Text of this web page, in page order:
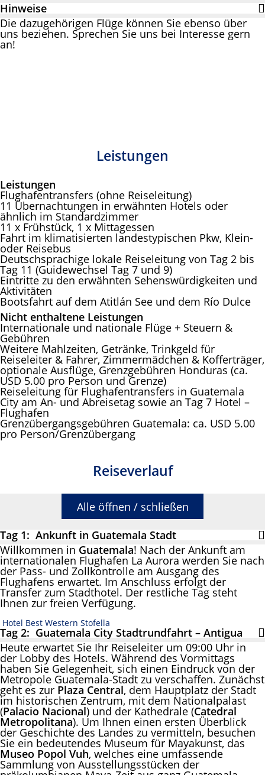
Hinweise
Die dazugehörigen Flüge können Sie ebenso über
uns beziehen. Sprechen Sie uns bei Interesse gern
an!
Leistungen
Leistungen
Flughafentransfers (ohne Reiseleitung)
11 Übernachtungen in erwähnten Hotels oder
ähnlich im Standardzimmer
11 x Frühstück, 1 x Mittagessen
Fahrt im klimatisierten landestypischen Pkw, Klein-
oder Reisebus
Deutschsprachige lokale Reiseleitung von Tag 2 bis
Tag 11 (Guidewechsel Tag 7 und 9)
Eintritte zu den erwähnten Sehenswürdigkeiten und
Aktivitäten
Bootsfahrt auf dem Atitlán See und dem Río Dulce
Nicht enthaltene Leistungen
Internationale und nationale Flüge + Steuern &
Gebühren
Weitere Mahlzeiten, Getränke, Trinkgeld für
Reiseleiter & Fahrer, Zimmermädchen & Kofferträger,
optionale Ausflüge, Grenzgebühren Honduras (ca.
USD 5.00 pro Person und Grenze)
Reiseleitung für Flughafentransfers in Guatemala
City am An- und Abreisetag sowie an Tag 7 Hotel –
Flughafen
Grenzübergangsgebühren Guatemala: ca. USD 5.00
pro Person/Grenzübergang
Reiseverlauf
Alle öffnen / schließen
Tag 1: Ankunft in Guatemala Stadt
Willkommen in Guatemala! Nach der Ankunft am
internationalen Flughafen La Aurora werden Sie nach
der Pass- und Zollkontrolle am Ausgang des
Flughafens erwartet. Im Anschluss erfolgt der
Transfer zum Stadthotel. Der restliche Tag steht
Ihnen zur freien Verfügung.
Hotel Best Western Stofella
Tag 2: Guatemala City Stadtrundfahrt – Antigua
Heute erwartet Sie Ihr Reiseleiter um 09:00 Uhr in
der Lobby des Hotels. Während des Vormittags
haben Sie Gelegenheit, sich einen Eindruck von der
Metropole Guatemala-Stadt zu verschaffen. Zunächst
geht es zur Plaza Central, dem Hauptplatz der Stadt
im historischen Zentrum, mit dem Nationalpalast
(Palacio Nacional) und der Kathedrale (Catedral
Metropolitana). Um Ihnen einen ersten Überblick
der Geschichte des Landes zu vermitteln, besuchen
Sie ein bedeutendes Museum für Mayakunst, das
Museo Popol Vuh, welches eine umfassende
Sammlung von Ausstellungsstücken der